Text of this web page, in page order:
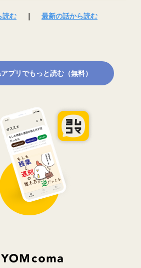
読む 最新の話から読む
プリでもっと読む（無料）